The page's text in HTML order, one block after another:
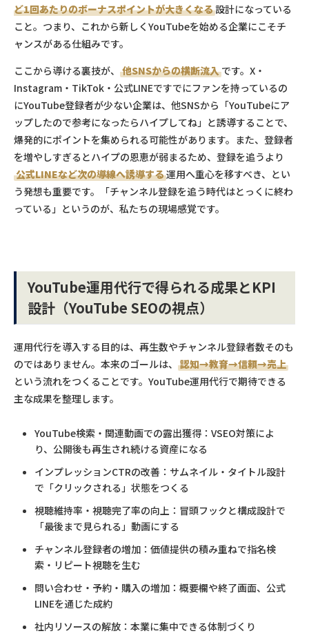
ど1回あたりのボーナスポイントが大きくなる設計になっている
こと。つまり、これから新しくYouTubeを始める企業にこそチ
ャンスがある仕組みです。
ここから導ける裏技が、 他SNSからの横断流入 です。X・
Instagram・TikTok・公式LINEですでにファンを持っているの
にYouTube登録者が少ない企業は、他SNSから「YouTubeにア
ップしたので参考になったらハイプしてね」と誘導することで、
爆発的にポイントを集められる可能性があります。また、登録者
を増やしすぎるとハイプの恩恵が弱まるため、登録を追うより
公式LINEなど次の導線へ誘導する運用へ重心を移すべき、とい
う発想も重要です。「チャンネル登録を追う時代はとっくに終わ
っている」というのが、私たちの現場感覚です。
YouTube運用代行で得られる成果とKPI
設計（YouTube SEOの視点）
運用代行を導入する目的は、再生数やチャンネル登録者数そのも
のではありません。本来のゴールは、 認知→教育→信頼→売上
という流れをつくることです。YouTube運用代行で期待できる
主な成果を整理します。
YouTube検索・関連動画での露出獲得：VSEO対策によ
り、公開後も再生され続ける資産になる
インプレッションCTRの改善：サムネイル・タイトル設計
で「クリックされる」状態をつくる
視聴維持率・視聴完了率の向上：冒頭フックと構成設計で
「最後まで見られる」動画にする
チャンネル登録者の増加：価値提供の積み重ねで指名検
索・リピート視聴を生む
問い合わせ・予約・購入の増加：概要欄や終了画面、公式
LINEを通じた成約
社内リソースの解放：本業に集中できる体制づくり